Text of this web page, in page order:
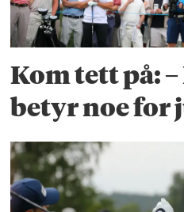
Kom tett på:
betyr noe for